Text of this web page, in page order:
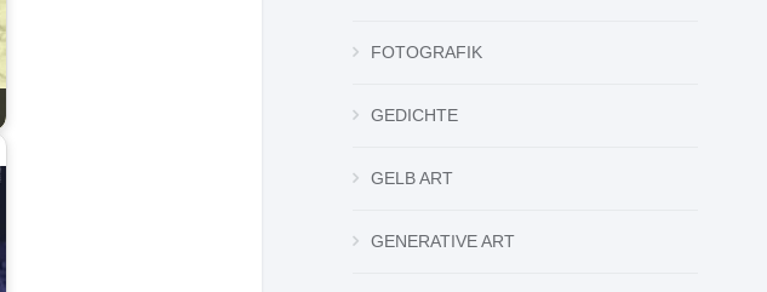
FOTOGRAFIK
GEDICHTE
GELB ART
GENERATIVE ART